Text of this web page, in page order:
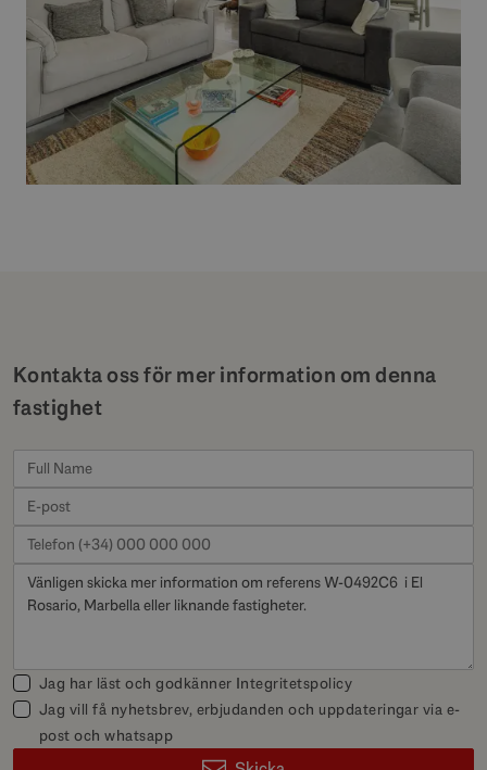
Kontakta oss för mer information om denna
fastighet
Jag har läst och godkänner Integritetspolicy
Jag vill få nyhetsbrev, erbjudanden och uppdateringar via e-
post och whatsapp